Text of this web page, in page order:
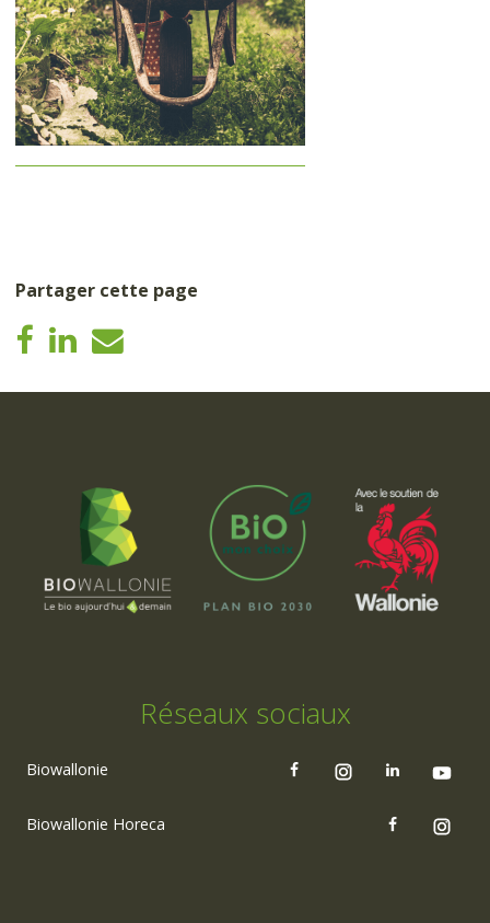
Partager cette page
Réseaux sociaux
Biowallonie
Biowallonie Horeca